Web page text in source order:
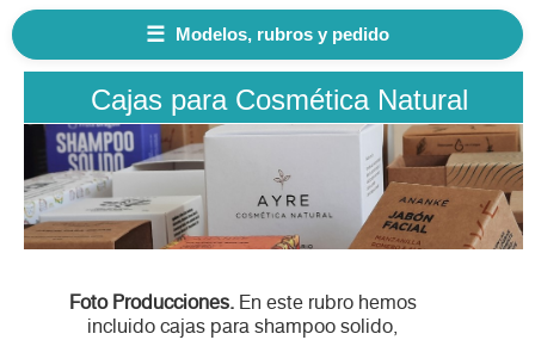
☰ Modelos, rubros y pedido
Cajas para Cosmética Natural
Foto Producciones. En este rubro hemos
incluido cajas para shampoo solido,